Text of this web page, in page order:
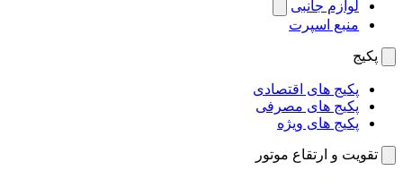
لوازم جانبی
منبع اسپرت
پکیج
پکیج های اقتصادی
پکیج های مصرفی
پکیج های ویژه
تقویت و ارتقاع موتور